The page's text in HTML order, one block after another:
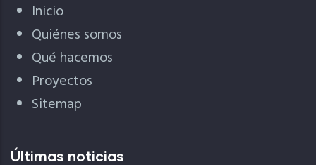
Inicio
Quiénes somos
Qué hacemos
Proyectos
Sitemap
Últimas noticias